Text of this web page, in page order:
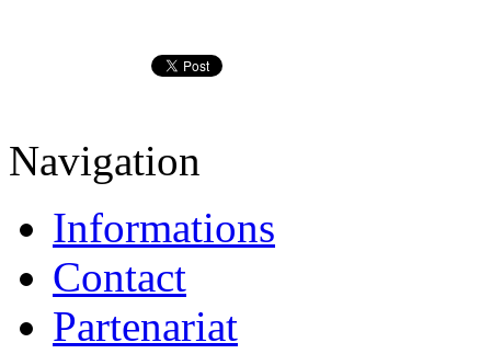
Navigation
Informations
Contact
Partenariat